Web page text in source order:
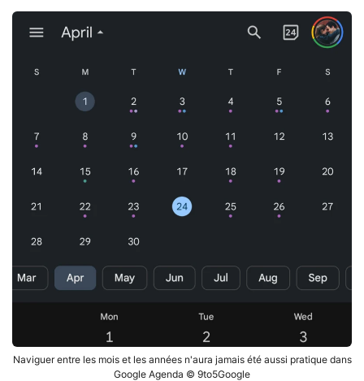
Naviguer entre les mois et les années n'aura jamais été aussi pratique dans
Google Agenda © 9to5Google